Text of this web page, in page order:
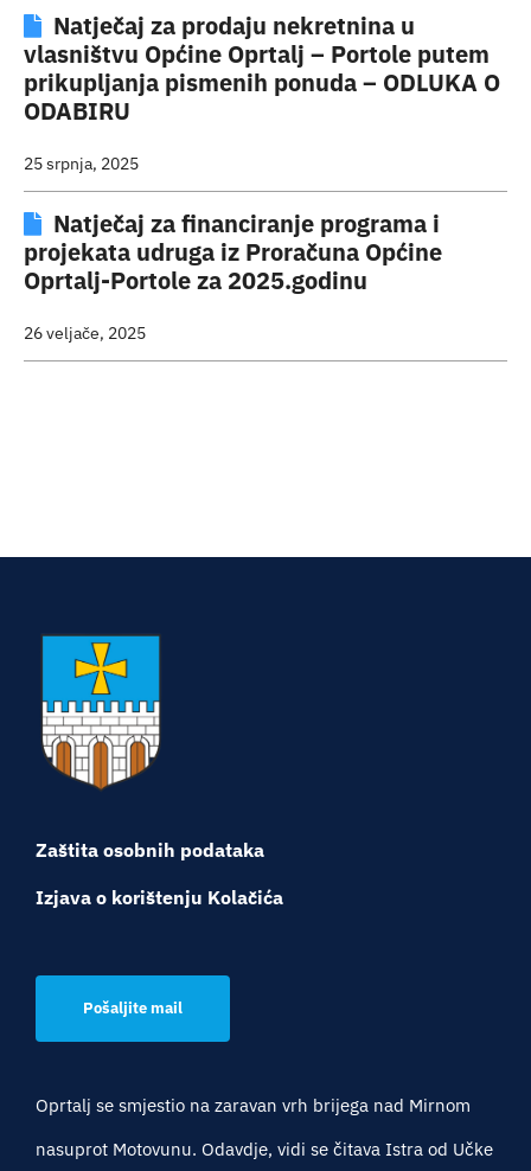
Turistička ponuda
Događaji
Natječaj za prodaju nekretnina u
vlasništvu Općine Oprtalj – Portole putem
prikupljanja pismenih ponuda – ODLUKA O
ODABIRU
25 srpnja, 2025
Natječaj za financiranje programa i
projekata udruga iz Proračuna Općine
Oprtalj-Portole za 2025.godinu
26 veljače, 2025
Zaštita osobnih podataka
Izjava o korištenju Kolačića
Pošaljite mail
Oprtalj se smjestio na zaravan vrh brijega nad Mirnom
nasuprot Motovunu. Odavdje, vidi se čitava Istra od Učke